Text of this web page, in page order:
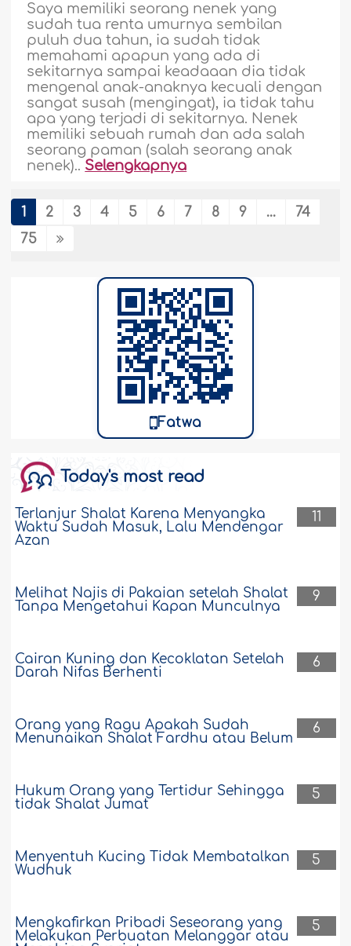
Saya memiliki seorang nenek yang
sudah tua renta umurnya sembilan
puluh dua tahun, ia sudah tidak
memahami apapun yang ada di
sekitarnya sampai keadaaan dia tidak
mengenal anak-anaknya kecuali dengan
sangat susah (mengingat), ia tidak tahu
apa yang terjadi di sekitarnya. Nenek
memiliki sebuah rumah dan ada salah
seorang paman (salah seorang anak
nenek).. Selengkapnya
Hutang Lebih didahulukan daripada
Saya memiliki seorang paman yang
sudah meninggal dunia dan tidak ada
ahli warisnya kecuali saudara (laki-laki)
dan saudari (perempuan) sekandung
yang saat ini masih hidup. Ketika harta
waris dikumpulkan, didapatkan dia
(paman) memiliki sebuah mobil yang dia
telah wasiatkan agar diperuntukan bagi
anak saudarinya yang telah meninggal,
perlu diketahui..Selengkapnya
36020
Mengerahkan Segala Usaha untuk
Melunasi Hutang Hukumnya Wajib
tahu dimana tempat (tinggal) orang
tersebut saat ini. Apakah boleh saya
piutang) dan ini sebagai bentuk
pelunasan hutang saya ?..
Bolehkah salah seorang karib kerabatku
apakah definisi Hibah (pemberian) ?
perlu diketahui dia memiliki seorang
saudara akan tetapi dia memberikan
hadiah (pemberian) darinya ?..
Selengkapnya
1 2 3 4 5 6 7 8 9 ...
74
75
Fatwa
Today's most read
11
Terlanjur Shalat Karena Menyangka
Waktu Sudah Masuk, Lalu Mendengar
Azan
9
Melihat Najis di Pakaian setelah Shalat
Tanpa Mengetahui Kapan Munculnya
6
Cairan Kuning dan Kecoklatan Setelah
Darah Nifas Berhenti
6
Orang yang Ragu Apakah Sudah
Menunaikan Shalat Fardhu atau Belum
5
Hukum Orang yang Tertidur Sehingga
tidak Shalat Jumat
5
Menyentuh Kucing Tidak Membatalkan
Wudhuk
5
Mengkafirkan Pribadi Seseorang yang
Melakukan Perbuatan Melanggar atau